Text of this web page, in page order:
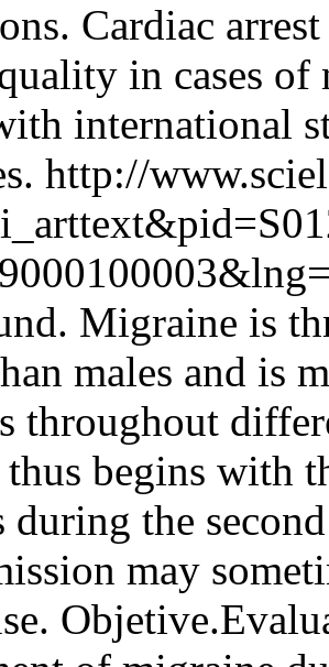
Cardiac
in cases
international
http://
Migraine is
males and is
throughout
begins with
during the
may